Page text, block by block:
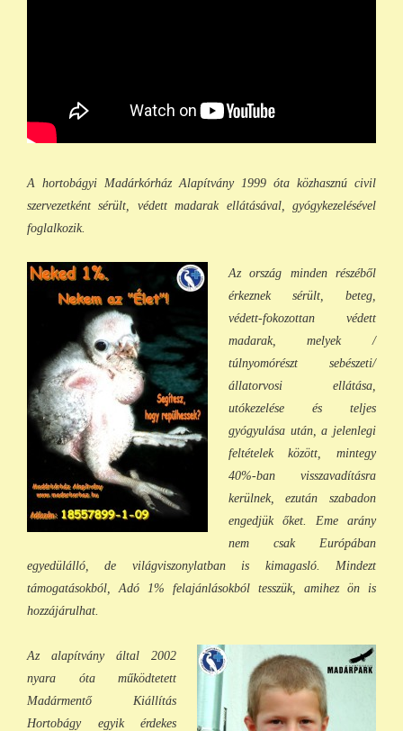
A hortobágyi Madárkórház Alapítvány 1999 óta közhasznú civil
szervezetként sérült, védett madarak ellátásával, gyógykezelésével
foglalkozik.
Az ország minden részéből
érkeznek sérült, beteg,
védett-fokozottan védett
madarak, melyek /
túlnyomórészt sebészeti/
állatorvosi ellátása,
utókezelése és teljes
gyógyulása után, a jelenlegi
feltételek között, mintegy
40%-ban visszavadításra
kerülnek, ezután szabadon
engedjük őket. Eme arány
nem csak Európában
egyedülálló, de világviszonylatban is kimagasló. Mindezt
támogatásokból, Adó 1% felajánlásokból tesszük, amihez ön is
hozzájárulhat.
Az alapítvány által 2002
nyara óta működtetett
Madármentő Kiállítás
Hortobágy egyik érdekes